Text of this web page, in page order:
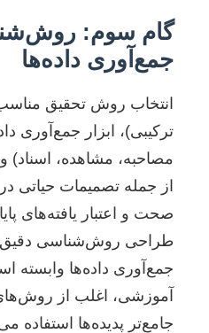
گام سوم:
جمع‌آوری داده‌ها
انتخاب روش تحقیق
ترکیبی)، ابزار جمع‌آوری
مصاحبه، مشاهده، اسناد)
از جمله تصمیمات حیاتی
صحت و اعتبار یافته‌های
طراحی روش‌شناسی دقیق
جمع‌آوری داده‌ها وابسته
آموزشی، اغلب از
جامع‌تر پدیده‌ها استفاده